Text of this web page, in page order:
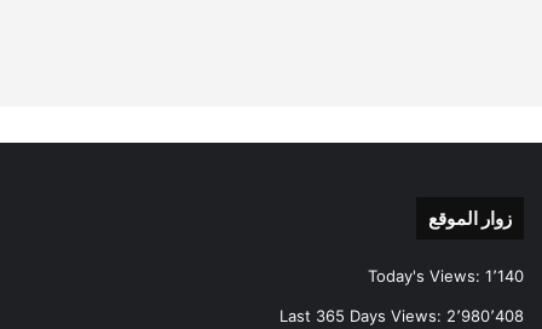
زوار الموقع
Today's Views: 1٬140
Last 365 Days Views: 2٬980٬408